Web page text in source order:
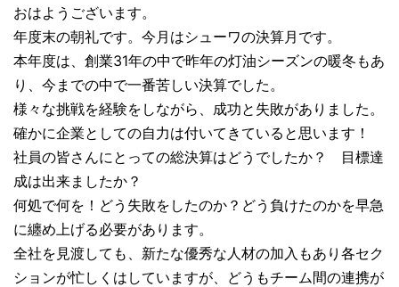
おはようございます。
年度末の朝礼です。今月はシューワの決算月です。
本年度は、創業31年の中で昨年の灯油シーズンの暖冬もあ
り、今までの中で一番苦しい決算でした。
様々な挑戦を経験をしながら、成功と失敗がありました。
確かに企業としての自力は付いてきていると思います！
社員の皆さんにとっての総決算はどうでしたか？ 目標達
成は出来ましたか？
何処で何を！どう失敗をしたのか？どう負けたのかを早急
に纏め上げる必要があります。
全社を見渡しても、新たな優秀な人材の加入もあり各セク
ションが忙しくはしていますが、どうもチーム間の連携が